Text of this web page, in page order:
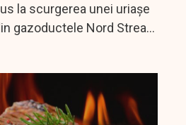
la scurgerea unei uriașe
gazoductele Nord Stream
cu inaugurarea unui